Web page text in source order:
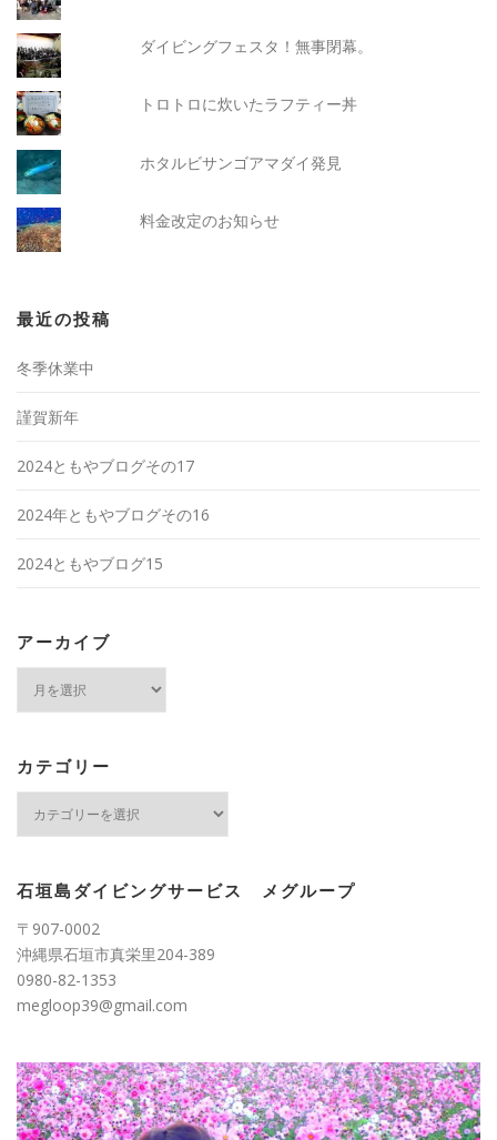
ダイビングフェスタ！無事閉幕。
トロトロに炊いたラフティー丼
ホタルビサンゴアマダイ発見
料金改定のお知らせ
最近の投稿
冬季休業中
謹賀新年
2024ともやブログその17
2024年ともやブログその16
2024ともやブログ15
アーカイブ
ブ
カテゴリー
ー
石垣島ダイビングサービス メグループ
〒907-0002
沖縄県石垣市真栄里204-389
0980-82-1353
megloop39@gmail.com